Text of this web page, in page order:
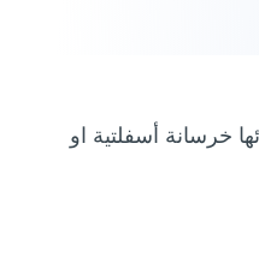
خرسانة أسفلتية او